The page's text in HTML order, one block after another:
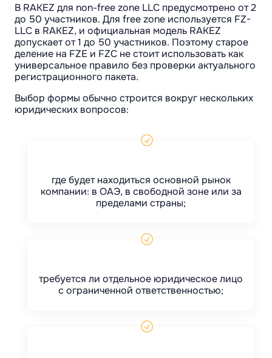
В RAKEZ для non-free zone LLC предусмотрено от 2
до 50 участников. Для free zone используется FZ-
LLC в RAKEZ, и официальная модель RAKEZ
допускает от 1 до 50 участников. Поэтому старое
деление на FZE и FZC не стоит использовать как
универсальное правило без проверки актуального
регистрационного пакета.
Выбор формы обычно строится вокруг нескольких
юридических вопросов:
где будет находиться основной рынок
компании: в ОАЭ, в свободной зоне или за
пределами страны;
требуется ли отдельное юридическое лицо
с ограниченной ответственностью;